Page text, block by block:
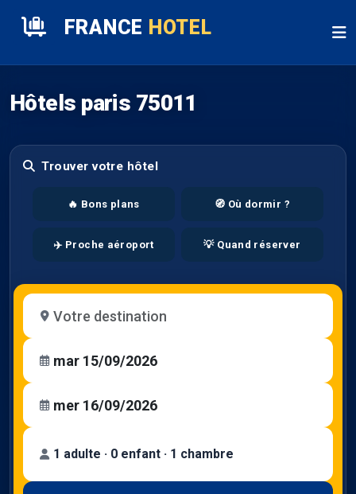
FRANCE HOTEL
Hôtels paris 75011
Trouver votre hôtel
🔥 Bons plans 🧭 Où dormir ?
✈️ Proche aéroport 💡 Quand réserver
1 adulte · 0 enfant · 1 chambre